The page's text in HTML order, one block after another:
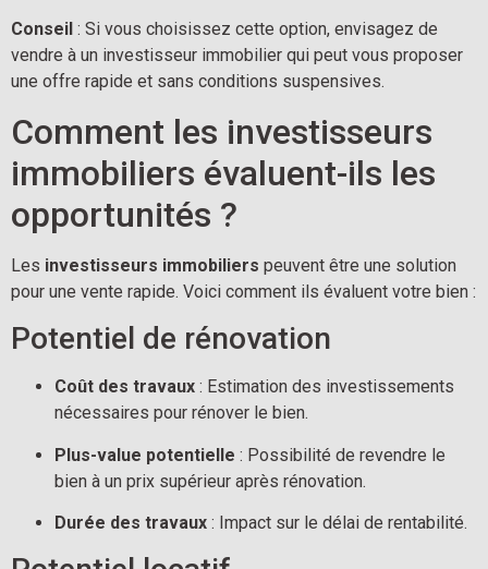
Conseil : Si vous choisissez cette option, envisagez de
vendre à un investisseur immobilier qui peut vous proposer
une offre rapide et sans conditions suspensives.
Comment les investisseurs
immobiliers évaluent-ils les
opportunités ?
Les investisseurs immobiliers peuvent être une solution
pour une vente rapide. Voici comment ils évaluent votre bien :
Potentiel de rénovation
Coût des travaux : Estimation des investissements
nécessaires pour rénover le bien.
Plus-value potentielle : Possibilité de revendre le
bien à un prix supérieur après rénovation.
Durée des travaux : Impact sur le délai de rentabilité.